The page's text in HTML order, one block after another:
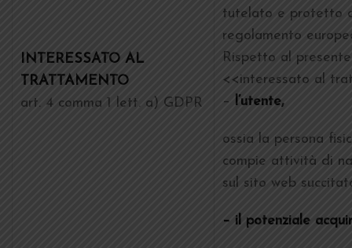
INTERESSATO AL
TRATTAMENTO
art. 4 comma 1 lett. a) GDPR
tutelato e protetto
regolamento
Rispetto al
<<interessato al
– l’utente,
ossia la persona
compie attività di
sul sito web
– il potenziale